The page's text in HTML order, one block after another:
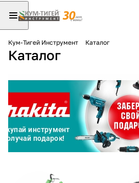
Кум-Тигей Инструмент Каталог
Каталог
Для клиентов всех банков
Разбейте
оплату на части
без переплат